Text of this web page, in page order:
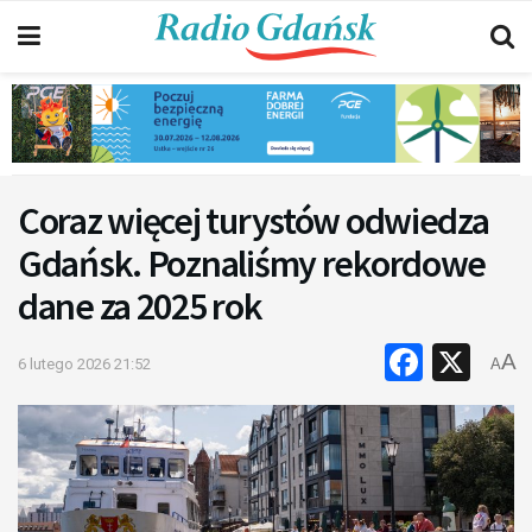
Coraz więcej turystów odwiedza
Gdańsk. Poznaliśmy rekordowe
dane za 2025 rok
6 lutego 2026 21:52 X
AA